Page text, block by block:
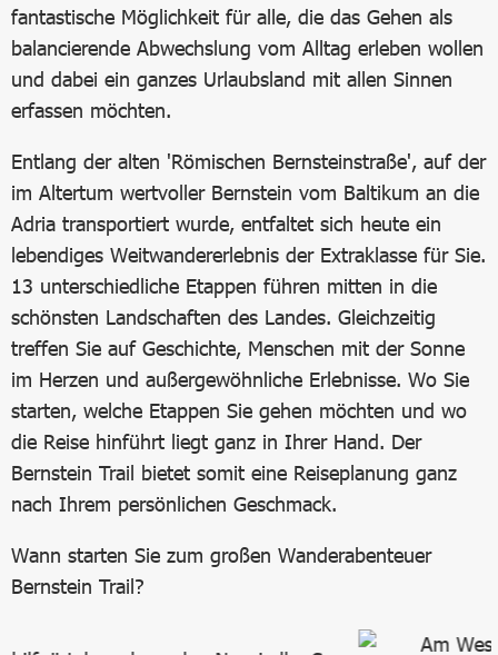
fantastische Möglichkeit für alle, die das Gehen als
balancierende Abwechslung vom Alltag erleben wollen
und dabei ein ganzes Urlaubsland mit allen Sinnen
erfassen möchten.
Entlang der alten 'Römischen Bernsteinstraße', auf der
im Altertum wertvoller Bernstein vom Baltikum an die
Adria transportiert wurde, entfaltet sich heute ein
lebendiges Weitwandererlebnis der Extraklasse für Sie.
13 unterschiedliche Etappen führen mitten in die
schönsten Landschaften des Landes. Gleichzeitig
treffen Sie auf Geschichte, Menschen mit der Sonne
im Herzen und außergewöhnliche Erlebnisse. Wo Sie
starten, welche Etappen Sie gehen möchten und wo
die Reise hinführt liegt ganz in Ihrer Hand. Der
Bernstein Trail bietet somit eine Reiseplanung ganz
nach Ihrem persönlichen Geschmack.
Wann starten Sie zum großen Wanderabenteuer
Bernstein Trail?